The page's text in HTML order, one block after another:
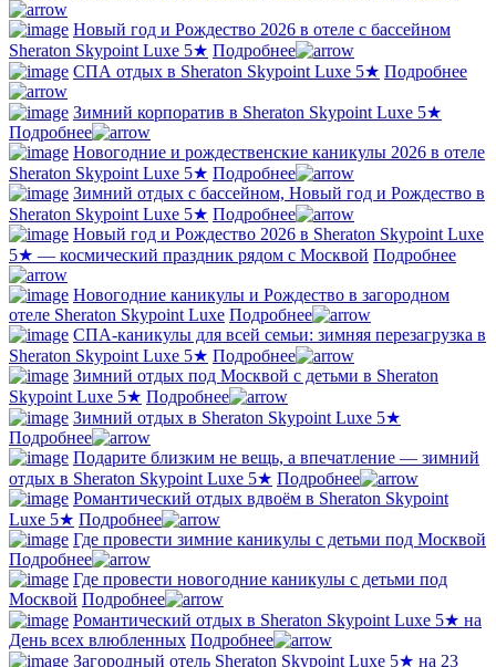
Новый год и Рождество 2026 в отеле с бассейном
Sheraton Skypoint Luxe 5★ Подробнее
СПА отдых в Sheraton Skypoint Luxe 5★ Подробнее
Зимний корпоратив в Sheraton Skypoint Luxe 5★
Подробнее
Новогодние и рождественские каникулы 2026 в отеле
Sheraton Skypoint Luxe 5★ Подробнее
Зимний отдых с бассейном, Новый год и Рождество в
Sheraton Skypoint Luxe 5★ Подробнее
Новый год и Рождество 2026 в Sheraton Skypoint Luxe
5★ — космический праздник рядом с Москвой Подробнее
Новогодние каникулы и Рождество в загородном
отеле Sheraton Skypoint Luxe Подробнее
СПА-каникулы для всей семьи: зимняя перезагрузка в
Sheraton Skypoint Luxe 5★ Подробнее
Зимний отдых под Москвой с детьми в Sheraton
Skypoint Luxe 5★ Подробнее
Зимний отдых в Sheraton Skypoint Luxe 5★
Подробнее
Подарите близким не вещь, а впечатление — зимний
отдых в Sheraton Skypoint Luxe 5★ Подробнее
Романтический отдых вдвоём в Sheraton Skypoint
Luxe 5★ Подробнее
Где провести зимние каникулы с детьми под Москвой
Подробнее
Где провести новогодние каникулы с детьми под
Москвой Подробнее
Романтический отдых в Sheraton Skypoint Luxe 5★ на
День всех влюбленных Подробнее
Загородный отель Sheraton Skypoint Luxe 5★ на 23